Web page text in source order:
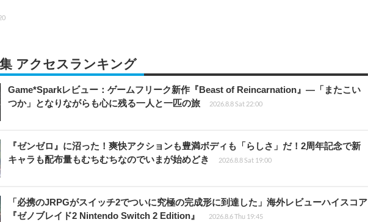
アクセスランキング
Game*Sparkレビュー：ゲームフリーク新作『Beast of Reincarnation』―「またこい
つか」となりながらも心に残る一人と一匹の旅
2026.8.8 Sat 22:00
『ゼンゼロ』に沼った！爽快アクションも豊満ボディも「らしさ」だ！2周年記念で新
キャラも配布量もむちむちなのでいまが始めどき
2026.8.8 Sat 19:00
「必携のJRPGがスイッチ2でついに究極の完成形に到達した」海外レビューハイスコア
『ゼノブレイド2 Nintendo Switch 2 Edition』
2026.8.6 Thu 19:45